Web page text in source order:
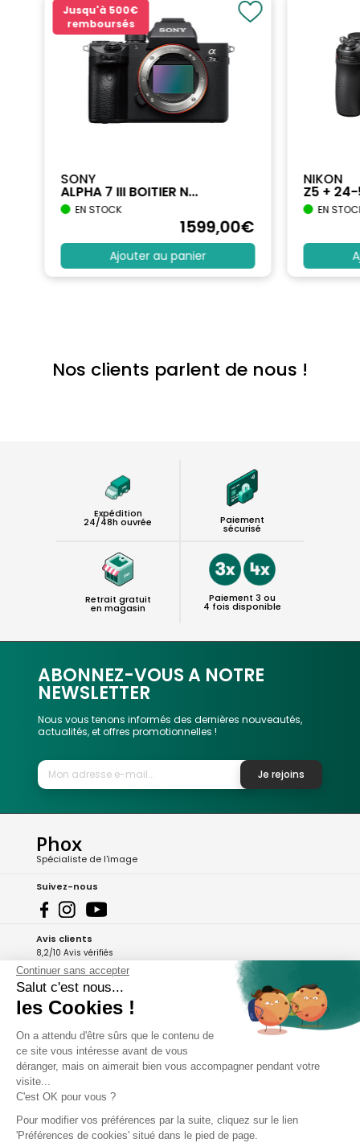
Jusqu'à 500€
remboursés
SONY
ALPHA 7 III BOITIER N...
EN STOCK
1599,00€
Ajouter au panier
NIKON
Z5 +
EN
Nos clients parlent de nous !
Expédition
24/48h ouvrée Paiement
sécurisé
Retrait gratuit
en magasin
Paiement 3 ou
4 fois disponible
ABONNEZ-VOUS A NOTRE
NEWSLETTER
Nous vous tenons informés des dernières nouveautés,
actualités, et offres promotionnelles !
Je rejoins
Phox
Spécialiste de l'image
Suivez-nous
Avis clients
8,2/10 Avis vérifiés
L'Appli Phox
A propos de Phox
Services et garanties
Continuer sans accepter
Salut c'est nous...
les Cookies !
On a attendu d'être sûrs que le contenu de
ce site vous intéresse avant de vous
déranger, mais on aimerait bien vous accompagner pendant votre
visite...
C'est OK pour vous ?
Pour modifier vos préférences par la suite, cliquez sur le lien
'Préférences de cookies' situé dans le pied de page.